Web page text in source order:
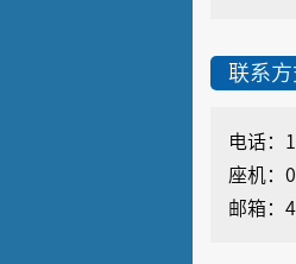
联系方
电话：
座机：
邮箱：